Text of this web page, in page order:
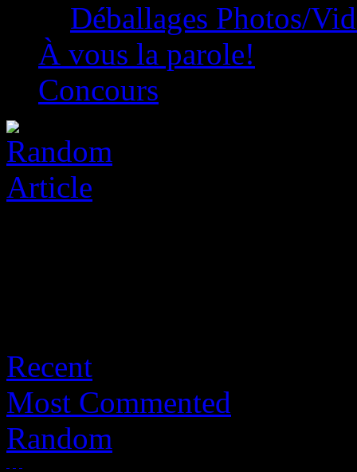
Déballages Photos/
À vous la parole!
Concours
Recent
Most Commented
Random